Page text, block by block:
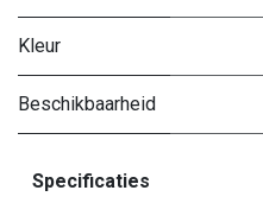
Kleur
Beschikbaarheid
Specificaties